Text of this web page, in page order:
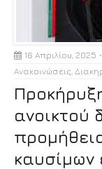
16 Απριλίου, 2025
Ανακοινώσεις
ανοικτού
καυσίμων